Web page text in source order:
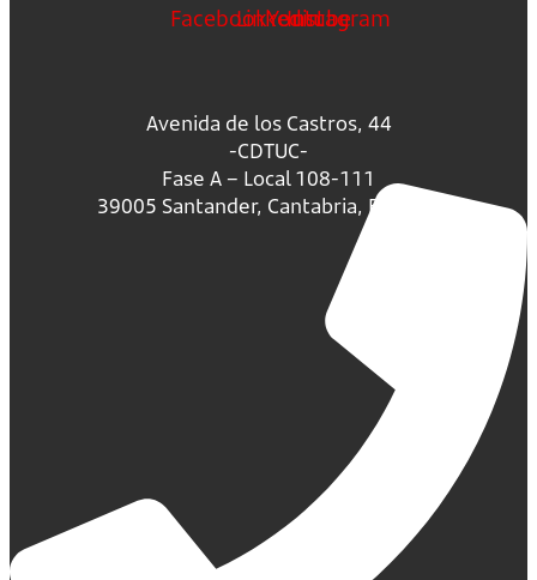
FacebookLinkedin
Youtube
Instagram
Avenida de los Castros, 44
-CDTUC-
Fase A – Local 108-111
39005 Santander, Cantabria, España.